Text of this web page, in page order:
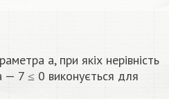
а, при якіх нерівність
— 7 ≤ 0 виконується для